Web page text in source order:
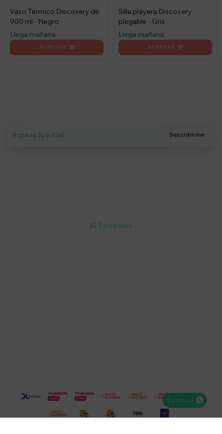
Vaso Térmico Discovery de
900 ml - Negro
Llega mañana
Silla playera Discovery
plegable - Gris
Llega mañana
Suscribirme
 Escribinos
Escribinos